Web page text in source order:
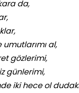
da,
al,
gözlerimi,
günlerimi,
iki hece ol